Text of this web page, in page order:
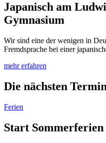
Japanisch am
Gymnasium
Wir sind eine der wenigen in
Fremdsprache bei einer
mehr erfahren
Die nächsten
Ferien
Start Sommerferien